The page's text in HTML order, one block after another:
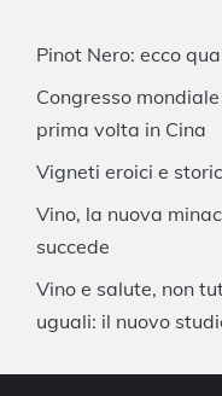
Pinot Nero: ecco
Congresso
prima volta in Cina
Vigneti eroici e
Vino, la nuova
succede
Vino e salute, non
uguali: il nuovo